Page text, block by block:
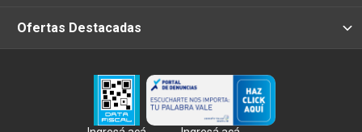
Ofertas Destacadas